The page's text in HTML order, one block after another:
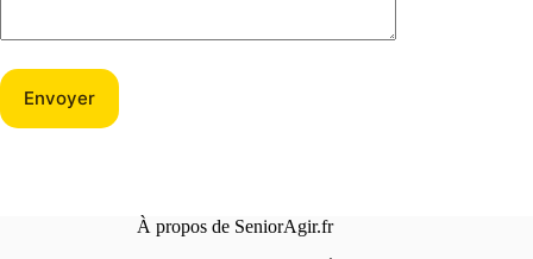
À propos de SeniorAgir.fr